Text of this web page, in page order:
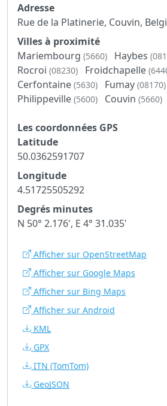
Adresse
Rue de la Platinerie, Couvin,
Villes à proximité
Mariembourg (5660) Haybes
Rocroi (08230) Froidchapelle
Cerfontaine (5630) Fumay (08170)
Philippeville (5600) Couvin (5660)
Les coordonnées GPS
Latitude
50.0362591707
Longitude
4.51725505292
Degrés minutes
N 50° 2.176', E 4° 31.035'
Afficher sur OpenStreetMap
Afficher sur Google Maps
Afficher sur Bing Maps
Afficher sur Android
KML
GPX
ITN (TomTom)
GeoJSON